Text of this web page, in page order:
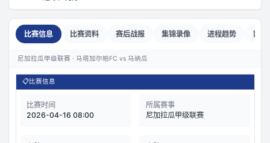
比赛信息 比赛资料 赛后战报 集锦录像 进程趋势 数据
尼加拉瓜甲级联赛 · 马塔加尔帕FC vs 马纳瓜
📋比赛信息
比赛时间
2026-04-16 08:00
所属赛事
尼加拉瓜甲级联赛